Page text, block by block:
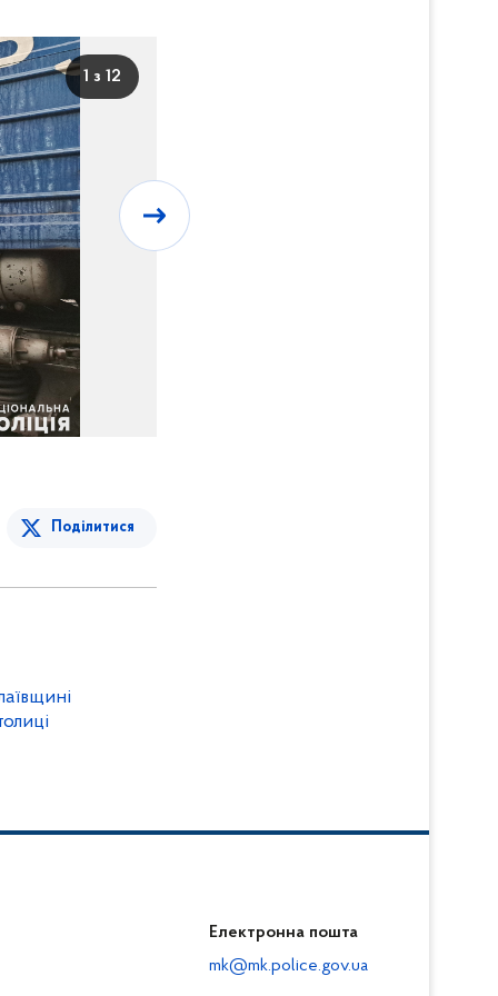
1 з 12
Поділитися
Електронна пошта
mk@mk.police.gov.ua